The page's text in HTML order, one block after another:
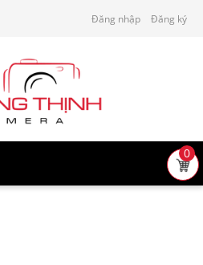
Đăng nhập Đăng ký
0